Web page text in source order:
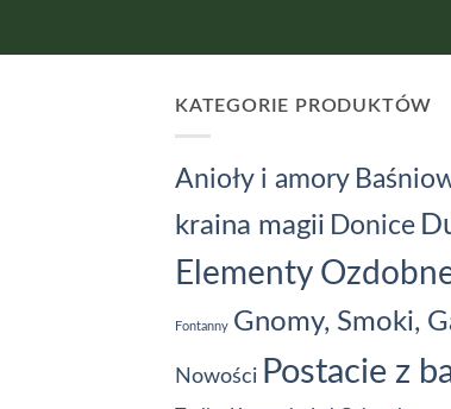
KATEGORIE PRODUKTÓW
Anioły i amory
kraina magii Donice
Elementy
Fontanny Gnomy, Smoki,
Nowości Postacie z